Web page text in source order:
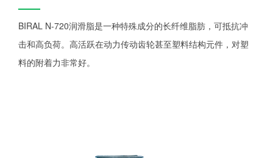
——
BIRAL N-720润滑脂是一种特殊成分的长纤维脂肪，可抵抗冲
击和高负荷。高活跃在动力传动齿轮甚至塑料结构元件，对塑
料的附着力非常好。